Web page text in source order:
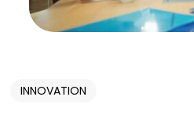
INNOVATION